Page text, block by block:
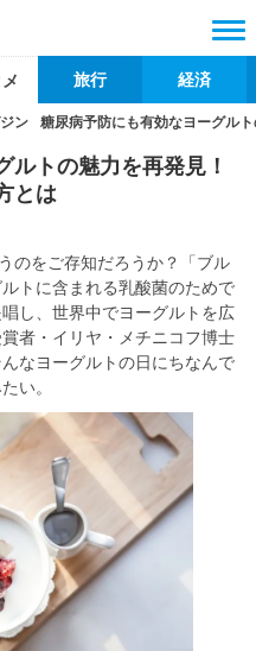
旅行 経済
ン 糖尿病予防にも有効なヨーグル
ルトの魅力を再発見！
とは
のをご存知だろうか？「ブル
トに含まれる乳酸菌のためで
し、世界中でヨーグルトを広
者・イリヤ・メチニコフ博士
なヨーグルトの日にちなんで
い。